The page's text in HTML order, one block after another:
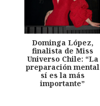
Dominga López,
finalista de Miss
Universo Chile: “La
preparación mental
sí es la más
importante”